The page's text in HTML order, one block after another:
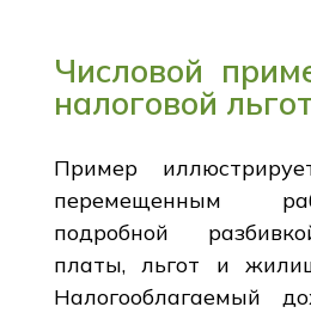
Числовой
налоговой
Пример
перемещенным
подробной
платы, льгот и
Налогооблагаемый